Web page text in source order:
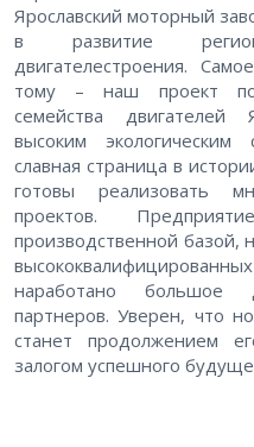
Ярославский моторный
в развитие
двигателестроения.
тому – наш проект по
семейства двигателей
высоким
славная страница в
готовы реализовать
проектов.
производственной базой,
наработано большое
партнеров. Уверен, что
станет продолжением
залогом успешного